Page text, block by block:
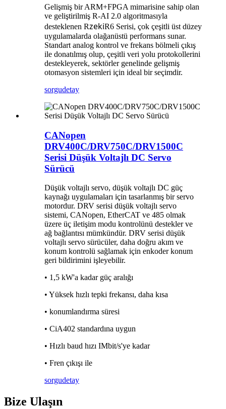
Gelişmiş bir ARM+FPGA mimarisine sahip olan
ve geliştirilmiş R-AI 2.0 algoritmasıyla
desteklenen RzekiR6 Serisi, çok çeşitli üst düzey
uygulamalarda olağanüstü performans sunar.
Standart analog kontrol ve frekans bölmeli çıkış
ile donatılmış olup, çeşitli veri yolu protokollerini
destekleyerek, sektörler genelinde gelişmiş
otomasyon sistemleri için ideal bir seçimdir.
sorgudetay
CANopen
DRV400C/DRV750C/DRV1500C
Serisi Düşük Voltajlı DC Servo
Sürücü
Düşük voltajlı servo, düşük voltajlı DC güç
kaynağı uygulamaları için tasarlanmış bir servo
motordur. DRV serisi düşük voltajlı servo
sistemi, CANopen, EtherCAT ve 485 olmak
üzere üç iletişim modu kontrolünü destekler ve
ağ bağlantısı mümkündür. DRV serisi düşük
voltajlı servo sürücüler, daha doğru akım ve
konum kontrolü sağlamak için enkoder konum
geri bildirimini işleyebilir.
• 1,5 kW'a kadar güç aralığı
• Yüksek hızlı tepki frekansı, daha kısa
• konumlandırma süresi
• CiA402 standardına uygun
• Hızlı baud hızı IMbit/s'ye kadar
• Fren çıkışı ile
sorgudetay
Bize Ulaşın